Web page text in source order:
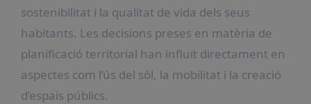
sostenibilitat i la qualitat de vida dels seus
habitants. Les decisions preses en matèria de
planificació territorial han influït directament en
aspectes com l’ús del sòl, la mobilitat i la creació
d’espais públics.